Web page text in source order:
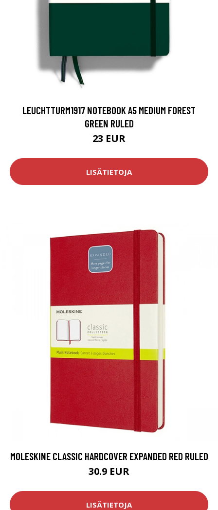
LEUCHTTURM1917 NOTEBOOK A5 MEDIUM FOREST
GREEN RULED
23 EUR
LISÄTIETOJA
MOLESKINE CLASSIC HARDCOVER EXPANDED RED RULED
30.9 EUR
LISÄTIETOJA